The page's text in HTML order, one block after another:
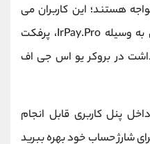
هستند؛ این کاربران می
به وسیلهIrPay.Pro، پرفکت
در بروکر یو اس جی اف
پنل کاربری قابل انجام
شارژ حساب خود بهره ببرید